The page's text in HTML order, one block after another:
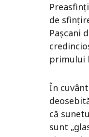
de
Pașcani
primului
În
că
sunt